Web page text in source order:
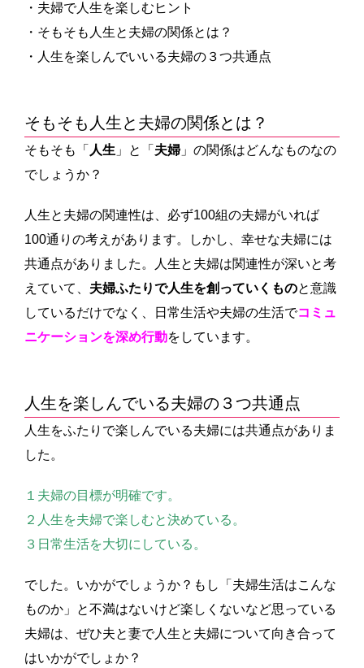
・夫婦で人生を楽しむヒント
・そもそも人生と夫婦の関係とは？
・人生を楽しんでいいる夫婦の３つ共通点
そもそも人生と夫婦の関係とは？
そもそも「 人生 」と「 夫婦 」の関係はどんなものなの
でしょうか？
人生と夫婦の関連性は、必ず100組の夫婦がいれば
100通りの考えがあります。しかし、幸せな夫婦には
共通点がありました。人生と夫婦は関連性が深いと考
えていて、 夫婦ふたりで人生を創っていくものと意識
しているだけでなく、日常生活や夫婦の生活でコミュ
ニケーションを深め行動をしています。
人生を楽しんでいる夫婦の３つ共通点
人生をふたりで楽しんでいる夫婦には共通点がありま
した。
１夫婦の目標が明確です。
２人生を夫婦で楽しむと決めている。
３日常生活を大切にしている。
でした。いかがでしょうか？もし「夫婦生活はこんな
ものか」と不満はないけど楽しくないなど思っている
夫婦は、ぜひ夫と妻で人生と夫婦について向き合って
はいかがでしょか？